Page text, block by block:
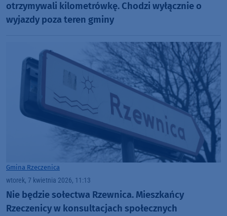
otrzymywali kilometrówkę. Chodzi wyłącznie o
wyjazdy poza teren gminy
Gmina Rzeczenica
wtorek, 7 kwietnia 2026, 11:13
Nie będzie sołectwa Rzewnica. Mieszkańcy
Rzeczenicy w konsultacjach społecznych